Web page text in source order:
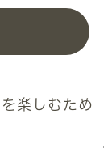
楽しむため